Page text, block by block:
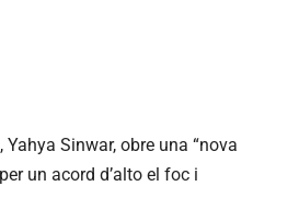
Sinwar, obre una “nova
un acord d’alto el foc i